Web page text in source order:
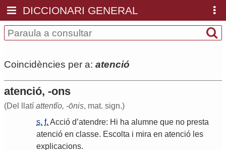
DICCIONARI GENERAL
Coincidències per a: atenció
atenció, -ons
(Del llatí attentĭo, -ōnis, mat. sign.)
s. f. Acció d’atendre: Hi ha alumne que no presta
atenció en classe. Escolta i mira en atenció les
explicacions.